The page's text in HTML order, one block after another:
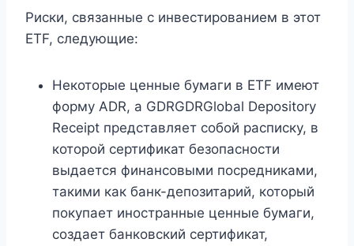
Риски, связанные с инвестированием в этот
ETF, следующие:
Некоторые ценные бумаги в ETF имеют
форму ADR, а GDRGDRGlobal Depository
Receipt представляет собой расписку, в
которой сертификат безопасности
выдается финансовыми посредниками,
такими как банк-депозитарий, который
покупает иностранные ценные бумаги,
создает банковский сертификат,